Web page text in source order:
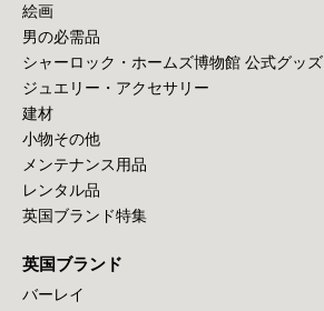
絵画
男の必需品
シャーロック・ホームズ博物館 公式グッズ
ジュエリー・アクセサリー
建材
小物その他
メンテナンス用品
レンタル品
英国ブランド特集
英国ブランド
バーレイ